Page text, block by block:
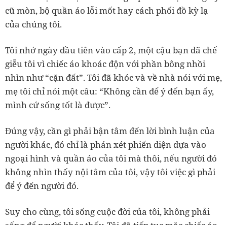
cũ mòn, bộ quần áo lỗi mốt hay cách phối đồ kỳ lạ
của chúng tôi.
Tôi nhớ ngày đầu tiên vào cấp 2, một cậu bạn đã chế
giễu tôi vì chiếc áo khoác độn với phần bông nhồi
nhìn như “cặn đất”. Tôi đã khóc và về nhà nói với mẹ,
mẹ tôi chỉ nói một câu: “Không cần để ý đến bạn ấy,
mình cứ sống tốt là được”.
Đúng vậy, cần gì phải bận tâm đến lời bình luận của
người khác, đó chỉ là phán xét phiến diện dựa vào
ngoại hình và quần áo của tôi mà thôi, nếu người đó
không nhìn thấy nội tâm của tôi, vậy tôi việc gì phải
để ý đến người đó.
Suy cho cùng, tôi sống cuộc đời của tôi, không phải